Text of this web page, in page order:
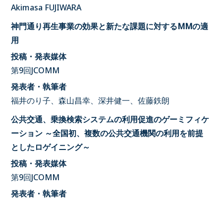
Akimasa FUJIWARA
神門通り再生事業の効果と新たな課題に対するMMの適
用
投稿・発表媒体
第9回JCOMM
発表者・執筆者
福井のり子、森山昌幸、深井健一、佐藤鉄朗
公共交通、乗換検索システムの利用促進のゲーミフィケ
ーション ～全国初、複数の公共交通機関の利用を前提
としたロゲイニング～
投稿・発表媒体
第9回JCOMM
発表者・執筆者